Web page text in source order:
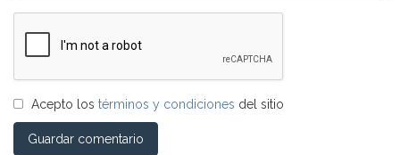
Acepto los términos y condiciones del sitio
Guardar comentario